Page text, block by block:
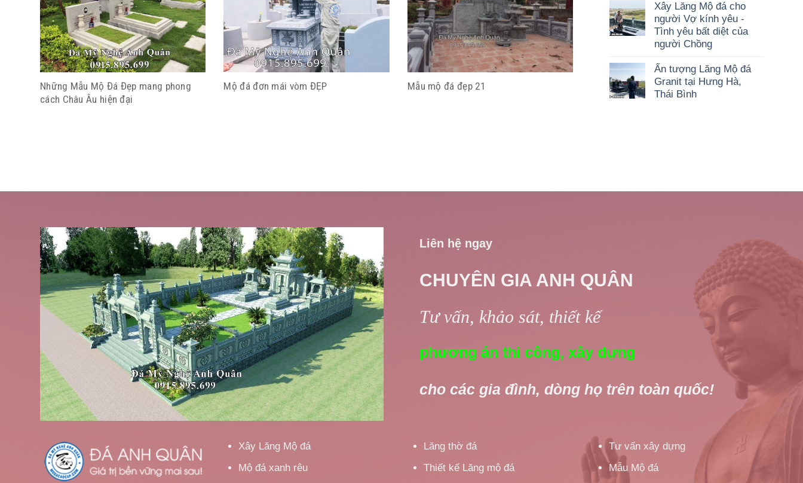
Những Mẫu Mộ Đá Đẹp mang phong
cách Châu Âu hiện đại
Mộ đá đơn mái vòm ĐẸP Mẫu mộ đá đẹp 21
Xây Lăng Mộ đá cho
người Vợ kính yêu -
Tình yêu bất diệt của
người Chồng
Ấn tượng Lăng Mộ đá
Granit tại Hưng Hà,
Thái Bình
Liên hệ ngay
CHUYÊN GIA ANH QUÂN
Tư vấn, khảo sát, thiết kế
phương án thi công, xây dựng
cho các gia đình, dòng họ trên toàn quốc!
Xây Lăng Mộ đá
Mộ đá xanh rêu
Lăng thờ đá
Thiết kế Lăng mộ đá
Tư vấn xây dựng
Mẫu Mộ đá